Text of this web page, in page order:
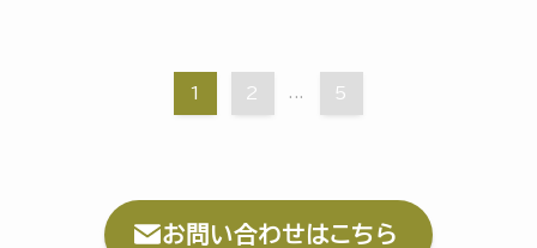
1 2 ... 5
お問い合わせはこちら